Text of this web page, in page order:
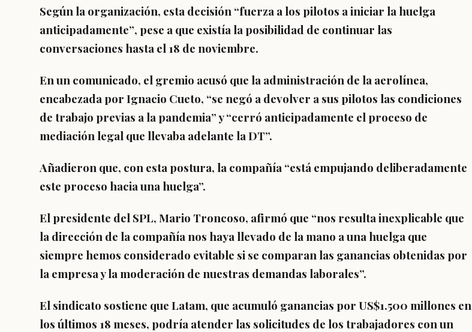
Según la organización, esta decisión “fuerza a los pilotos a iniciar la huelga
anticipadamente”, pese a que existía la posibilidad de continuar las
conversaciones hasta el 18 de noviembre.
En un comunicado, el gremio acusó que la administración de la aerolínea,
encabezada por Ignacio Cueto, “se negó a devolver a sus pilotos las condiciones
de trabajo previas a la pandemia” y “cerró anticipadamente el proceso de
mediación legal que llevaba adelante la DT”.
Añadieron que, con esta postura, la compañía “está empujando deliberadamente
este proceso hacia una huelga”.
El presidente del SPL, Mario Troncoso, afirmó que “nos resulta inexplicable que
la dirección de la compañía nos haya llevado de la mano a una huelga que
siempre hemos considerado evitable si se comparan las ganancias obtenidas por
la empresa y la moderación de nuestras demandas laborales”.
El sindicato sostiene que Latam, que acumuló ganancias por US$1.500 millones en
los últimos 18 meses, podría atender las solicitudes de los trabajadores con un